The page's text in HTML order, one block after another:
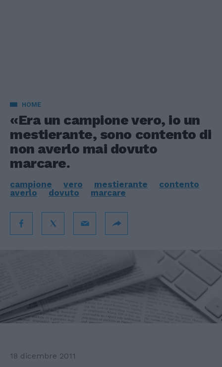
HOME
«Era un campione vero, io un
mestierante, sono contento di
non averlo mai dovuto
marcare.
campione vero mestierante
contento
averlo
dovuto marcare
18 dicembre 2011